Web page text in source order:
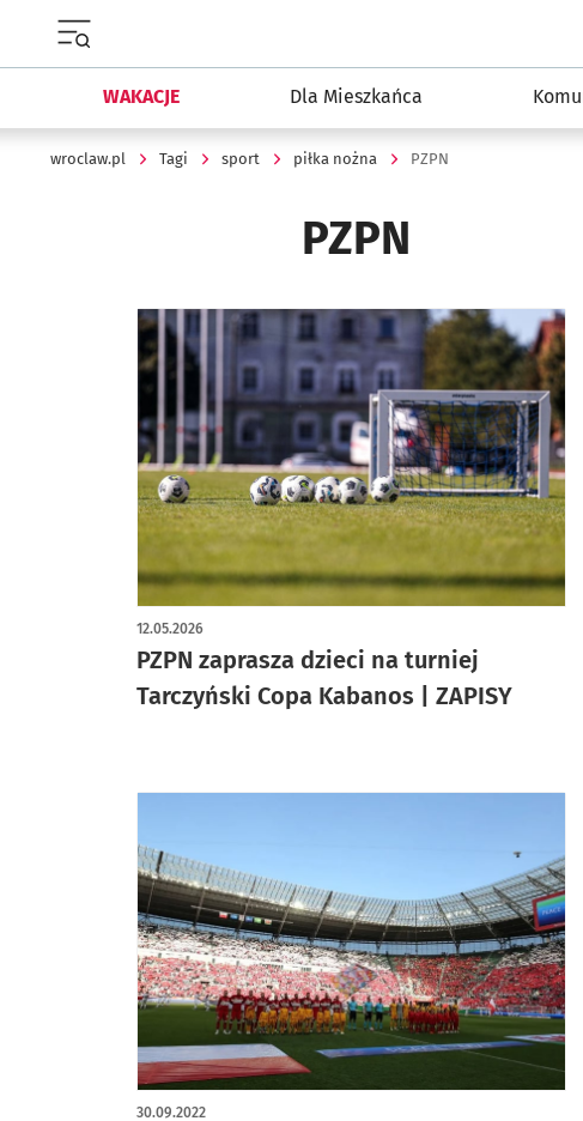
WAKACJE Dla Mieszkańca
wroclaw.pl Tagi sport piłka nożna PZPN
PZPN
PZPN zaprasza dzieci na turniej
Tarczyński Copa Kabanos | ZAPISY
12.05.2026
30.09.2022